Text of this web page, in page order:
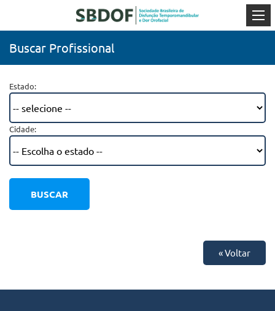
Buscar Profissional
Estado:
Cidade:
BUSCAR
« Voltar